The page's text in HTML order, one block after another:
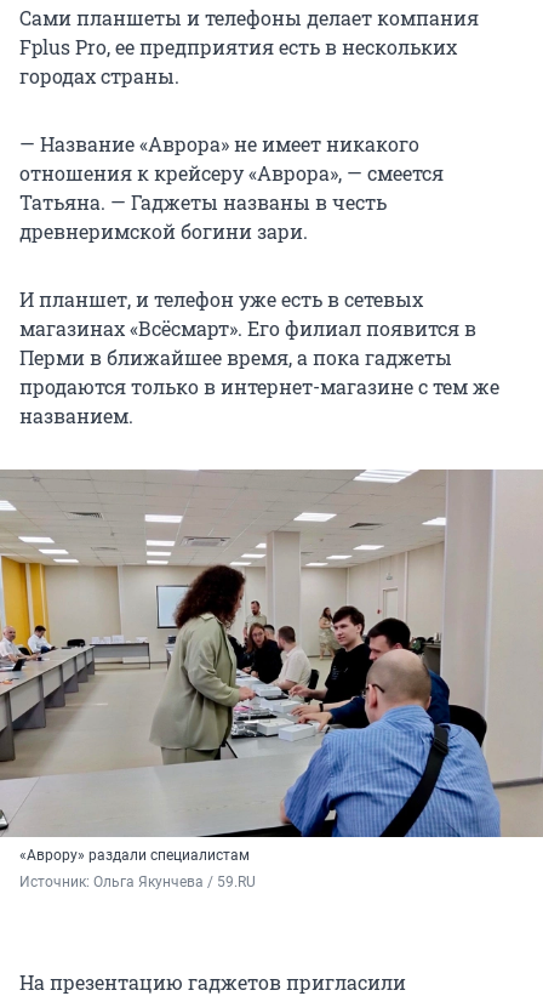
Сами планшеты и телефоны делает компания
Fplus Pro, ее предприятия есть в нескольких
городах страны.
— Название «Аврора» не имеет никакого
отношения к крейсеру «Аврора», — смеется
Татьяна. — Гаджеты названы в честь
древнеримской богини зари.
И планшет, и телефон уже есть в сетевых
магазинах «Всёсмарт». Его филиал появится в
Перми в ближайшее время, а пока гаджеты
продаются только в интернет-магазине с тем же
названием.
«Аврору» раздали специалистам
Источник: Ольга Якунчева / 59.RU
На презентацию гаджетов пригласили